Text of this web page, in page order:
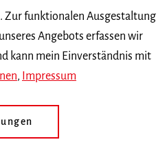
An der Abendkasse ist
Barzahlung möglich.
Anfahrt
Zur funktionalen Ausgestaltung
Angebots erfassen wir
kann mein Einverständnis mit
, Impressum